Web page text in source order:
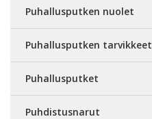
Puhallusputken nuolet
Puhallusputken tarvikkeet
Puhallusputket
Puhdistusnarut